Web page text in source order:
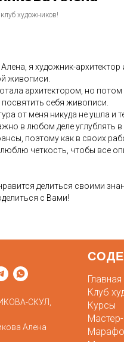
художников!
я художник-архитектор
живописи.
архитектором, но
себя живописи.
от меня никуда не ушла и
в любом деле углублять в
поэтому как в своих
четкость, чтобы все
делиться своими
с Вами!
СКУЛ,
Алена
Главная
Клуб
Курсы